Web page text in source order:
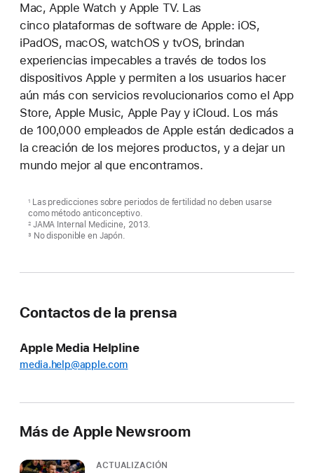
Mac, Apple Watch y Apple TV. Las
cinco plataformas de software de Apple: iOS,
iPadOS, macOS, watchOS y tvOS, brindan
experiencias impecables a través de todos los
dispositivos Apple y permiten a los usuarios hacer
aún más con servicios revolucionarios como el App
Store, Apple Music, Apple Pay y iCloud. Los más
de 100,000 empleados de Apple están dedicados a
la creación de los mejores productos, y a dejar un
mundo mejor al que encontramos.
1Las predicciones sobre periodos de fertilidad no deben usarse
como método anticonceptivo.
2JAMA Internal Medicine, 2013.
3 No disponible en Japón.
Contactos de la prensa
Apple Media Helpline
media.help@apple.com
Más de Apple Newsroom
ACTUALIZACIÓN